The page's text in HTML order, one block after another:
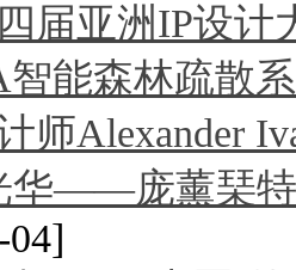
届亚洲IP设计
智能森林疏散
师Alexander
华——庞薰琹特
04]